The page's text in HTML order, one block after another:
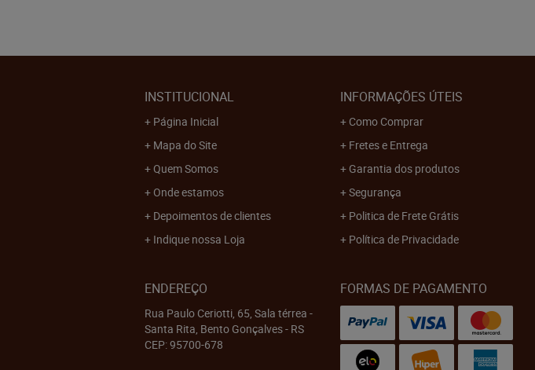
INSTITUCIONAL
Página Inicial
Mapa do Site
Quem Somos
Onde estamos
Depoimentos de clientes
Indique nossa Loja
INFORMAÇÕES ÚTEIS
Como Comprar
Fretes e Entrega
Garantia dos produtos
Segurança
Politica de Frete Grátis
Política de Privacidade
ENDEREÇO
Rua Paulo Ceriotti, 65, Sala térrea -
Santa Rita, Bento Gonçalves- RS
CEP: 95700-678
FORMAS DE PAGAMENTO